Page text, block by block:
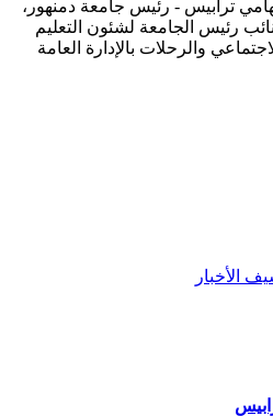
ترابيس - رئيس جامعة دمنهور،
رئيس الجامعة لشئون التعليم
والرحلات بالإدارة العامة
الأخبار